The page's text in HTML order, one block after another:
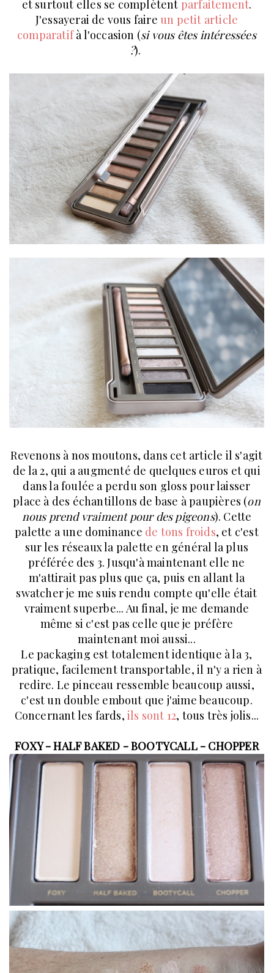
et surtout elles se complètent parfaitement.
J'essayerai de vous faire un petit article
comparatifà l'occasion (si vous êtes intéressées
?).
Revenons à nos moutons, dans cet article il s'agit
de la 2, qui a augmenté de quelques euros et qui
dans la foulée a perdu son gloss pour laisser
place à des échantillons de base à paupières (on
nous prend vraiment pour des pigeons). Cette
palette a une dominance de tons froids, et c'est
sur les réseaux la palette en général la plus
préférée des 3. Jusqu'à maintenant elle ne
m'attirait pas plus que ça, puis en allant la
swatcher je me suis rendu compte qu'elle était
vraiment superbe... Au final, je me demande
même si c'est pas celle que je préfère
maintenant moi aussi...
Le packaging est totalement identique à la 3,
pratique, facilement transportable, il n'y a rien à
redire. Le pinceau ressemble beaucoup aussi,
c'est un double embout que j'aime beaucoup.
Concernant les fards,ils sont 12, tous très jolis...
FOXY - HALF BAKED - BOOTYCALL - CHOPPER